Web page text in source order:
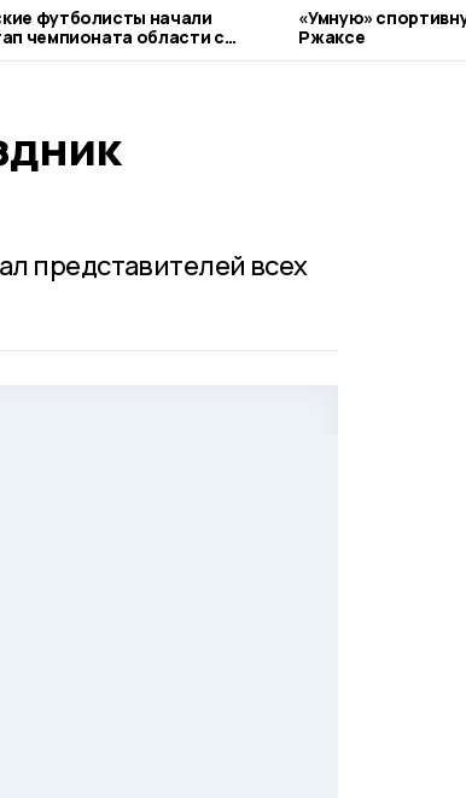
футболисты начали
чемпионата области с
«Умную»
Ржаксе
представителей всех